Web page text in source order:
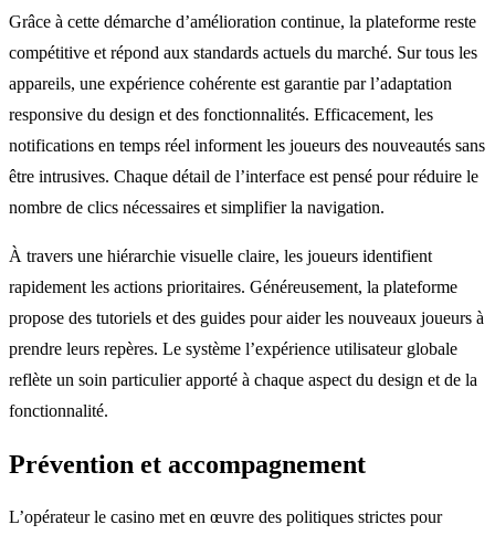
Grâce à cette démarche d’amélioration continue, la plateforme reste
compétitive et répond aux standards actuels du marché. Sur tous les
appareils, une expérience cohérente est garantie par l’adaptation
responsive du design et des fonctionnalités. Efficacement, les
notifications en temps réel informent les joueurs des nouveautés sans
être intrusives. Chaque détail de l’interface est pensé pour réduire le
nombre de clics nécessaires et simplifier la navigation.
À travers une hiérarchie visuelle claire, les joueurs identifient
rapidement les actions prioritaires. Généreusement, la plateforme
propose des tutoriels et des guides pour aider les nouveaux joueurs à
prendre leurs repères. Le système l’expérience utilisateur globale
reflète un soin particulier apporté à chaque aspect du design et de la
fonctionnalité.
Prévention et accompagnement
L’opérateur le casino met en œuvre des politiques strictes pour